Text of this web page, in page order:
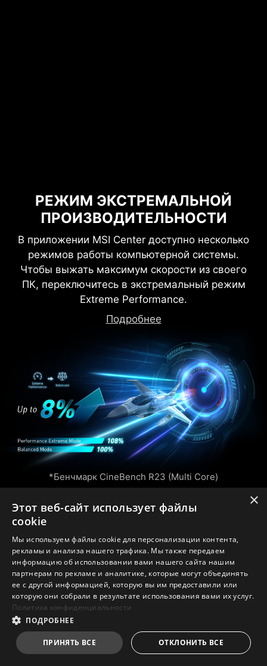
РЕЖИМ ЭКСТРЕМАЛЬНОЙ
ПРОИЗВОДИТЕЛЬНОСТИ
В приложении MSI Center доступно несколько
режимов работы компьютерной системы.
Чтобы выжать максимум скорости из своего
ПК, переключитесь в экстремальный режим
Extreme Performance.
Подробнее
*Бенчмарк CineBench R23 (Multi Core)
**Реальная производительность может отличаться
из-за изменений в условиях тестирования или
×
Этот веб-сайт использует файлы
cookie
Мы используем файлы cookie для персонализации контента,
рекламы и анализа нашего трафика. Мы также передаем
информацию об использовании вами нашего сайта нашим
партнерам по рекламе и аналитике, которые могут объединять
ее с другой информацией, которую вы им предоставили или
которую они собрали в результате использования вами их услуг.
Политика конфиденциальности
ПОДРОБНЕЕ
ПРИНЯТЬ ВСЕ ОТКЛОНИТЬ ВСЕ